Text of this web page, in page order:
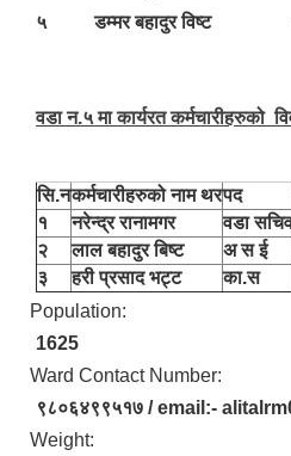
५
डम्मर बहादुर विष्ट
वडा न.५ मा कार्यरत कर्मचारीहरुको
सि.नकर्मचारीहरुको नाम थरपद
१
नरेन्द्र रानामगर वडा
२
लाल बहादुर बिष्ट
अ स ई
३
हरी प्रसाद भट्ट
का.स
Population:
1625
Ward Contact Number:
९८०६४९९५१७ / email:-
Weight: